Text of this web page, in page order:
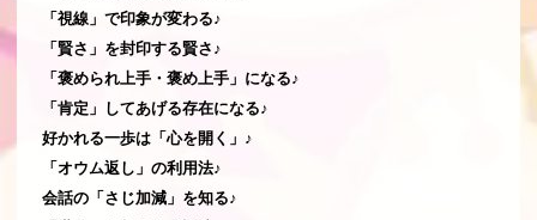
「視線」で印象が変わる♪
「賢さ」を封印する賢さ♪
「褒められ上手・褒め上手」になる♪
「肯定」してあげる存在になる♪
好かれる一歩は「心を開く」♪
「オウム返し」の利用法♪
会話の「さじ加減」を知る♪